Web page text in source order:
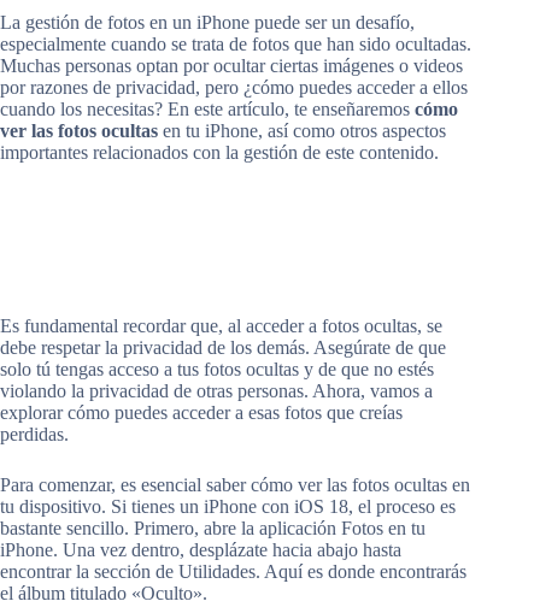
La gestión de fotos en un iPhone puede ser un desafío,
especialmente cuando se trata de fotos que han sido ocultadas.
Muchas personas optan por ocultar ciertas imágenes o videos
por razones de privacidad, pero ¿cómo puedes acceder a ellos
cuando los necesitas? En este artículo, te enseñaremos cómo
ver las fotos ocultas en tu iPhone, así como otros aspectos
importantes relacionados con la gestión de este contenido.
Es fundamental recordar que, al acceder a fotos ocultas, se
debe respetar la privacidad de los demás. Asegúrate de que
solo tú tengas acceso a tus fotos ocultas y de que no estés
violando la privacidad de otras personas. Ahora, vamos a
explorar cómo puedes acceder a esas fotos que creías
perdidas.
Para comenzar, es esencial saber cómo ver las fotos ocultas en
tu dispositivo. Si tienes un iPhone con iOS 18, el proceso es
bastante sencillo. Primero, abre la aplicación Fotos en tu
iPhone. Una vez dentro, desplázate hacia abajo hasta
encontrar la sección de Utilidades. Aquí es donde encontrarás
el álbum titulado «Oculto».